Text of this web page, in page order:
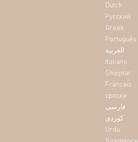
Dutch
Pусский
Greek
Português
العربية
Italiano
Shqiptar
Français
српски
فارسی
کوردی
Urdu
Türkmence